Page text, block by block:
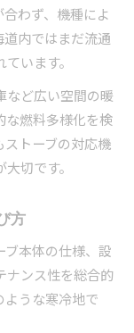
わず、機種によ
内ではまだ流通
います。
など広い空間の暖
な燃料多様化を検
トーブの対応機
切です。
方
本体の仕様、設
ナンス性を総合的
ような寒冷地で